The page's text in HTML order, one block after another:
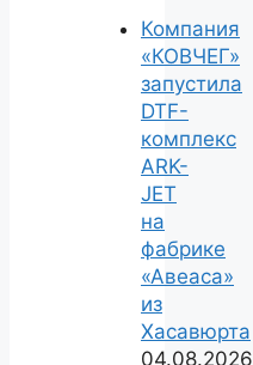
Компания
«КОВЧЕГ»
запустила
DTF-
комплекс
ARK-
JET
на
фабрике
«Авеаса»
из
Хасавюрта
04.08.2026